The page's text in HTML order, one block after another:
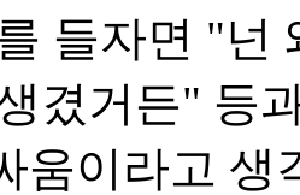
들자면 "넌
겼거든" 등
움이라고 생